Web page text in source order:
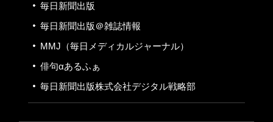
毎日新聞出版
毎日新聞出版＠雑誌情報
MMJ （毎日メディカルジャーナル）
俳句αあるふぁ
毎日新聞出版株式会社デジタル戦略部